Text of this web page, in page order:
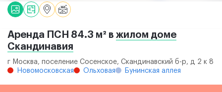
Аренда ПСН 84.3 м² в жилом доме
Скандинавия
г Москва, поселение Сосенское, Скандинавский б-р, д 2 к 8
Новомосковская
Ольховая Бунинская аллея